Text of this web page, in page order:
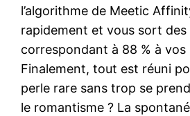
l’algorithme de Meetic
rapidement et vous sort des
correspondant à 88 % à
Finalement, tout est réuni
perle rare sans trop se
le romantisme ? La